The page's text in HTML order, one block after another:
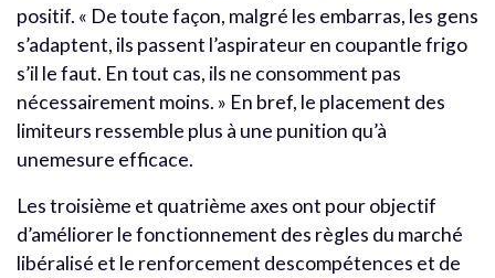
positif. « De toute façon, malgré les embarras, les gens
s’adaptent, ils passent l’aspirateur en coupantle frigo
s’il le faut. En tout cas, ils ne consomment pas
nécessairement moins. » En bref, le placement des
limiteurs ressemble plus à une punition qu’à
unemesure efficace.
Les troisième et quatrième axes ont pour objectif
d’améliorer le fonctionnement des règles du marché
libéralisé et le renforcement descompétences et de